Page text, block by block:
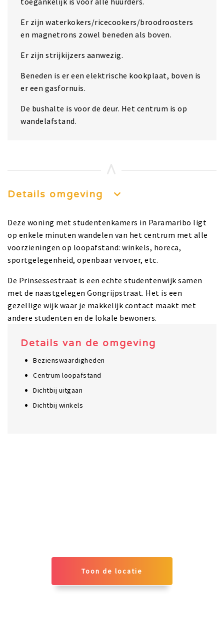
Er zijn waterkokers/ricecookers/broodroosters
en magnetrons zowel beneden als boven.
Er zijn strijkijzers aanwezig.
Beneden is er een elektrische kookplaat, boven is
er een gasfornuis.
De bushalte is voor de deur. Het centrum is op
wandelafstand.
Details omgeving
Deze woning met studentenkamers in Paramaribo ligt
op enkele minuten wandelen van het centrum met alle
voorzieningen op loopafstand: winkels, horeca,
sportgelegenheid, openbaar vervoer, etc.
De Prinsessestraat is een echte studentenwijk samen
met de naastgelegen Gongrijpstraat. Het is een
gezellige wijk waar je makkelijk contact maakt met
andere studenten en de lokale bewoners.
Details van de omgeving
Bezienswaardigheden
Centrum loopafstand
Dichtbij uitgaan
Dichtbij winkels
Toon de locatie